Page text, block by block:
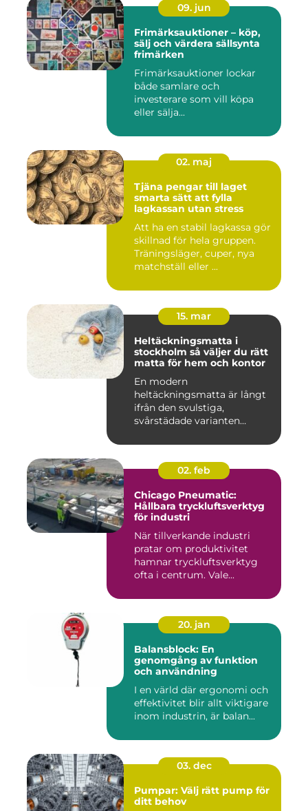
09. jun
Frimärksauktioner – köp,
sälj och värdera sällsynta
frimärken
Frimärksauktioner lockar
både samlare och
investerare som vill köpa
eller sälja...
02. maj
Tjäna pengar till laget
smarta sätt att fylla
lagkassan utan stress
Att ha en stabil lagkassa gör
skillnad för hela gruppen.
Träningsläger, cuper, nya
matchställ eller ...
15. mar
Heltäckningsmatta i
stockholm så väljer du rätt
matta för hem och kontor
En modern
heltäckningsmatta är långt
ifrån den svulstiga,
svårstädade varianten
02. feb
Chicago Pneumatic:
Hållbara tryckluftsverktyg
för industri
När tillverkande industri
pratar om produktivitet
hamnar tryckluftsverktyg
ofta i centrum. Vale...
20. jan
Balansblock: En
genomgång av funktion
och användning
I en värld där ergonomi och
effektivitet blir allt viktigare
inom industrin, är balan...
03. dec
Pumpar: Välj rätt pump för
ditt behov